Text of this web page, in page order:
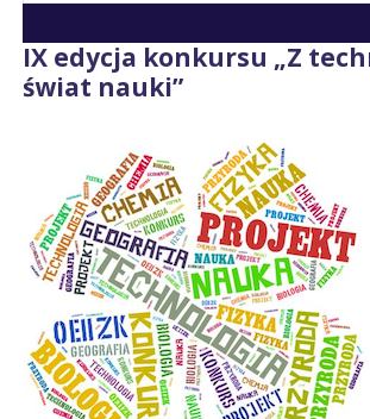
IX edycja konkursu „Z
świat nauki”